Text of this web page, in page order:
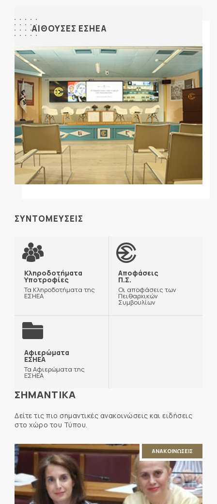
ΑΙΘΟΥΣΕΣ ΕΣΗΕΑ
ΣΥΝΤΟΜΕΥΣΕΙΣ
Κληροδοτήματα
Υποτροφίες
Τα Κληροδοτήματα της
ΕΣΗΕΑ
Αποφάσεις
Π.Σ.
Οι αποφάσεις των
Πειθαρχικών
Συμβουλίων
Αφιερώματα
ΕΣΗΕΑ
Τα Αφιερώματα της
ΕΣΗΕΑ
ΣΗΜΑΝΤΙΚΑ
Δείτε τις πιο σημαντικές ανακοινώσεις και ειδήσεις
στο χώρο του Τύπου.
ΑΝΑΚΟΙΝΩΣΕΙΣ